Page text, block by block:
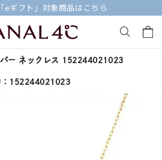
eギフト」対象商品はこちら
キーワードで検索する
#ハーフエタニティリング
ー ネックレス 152244021023
：152244021023